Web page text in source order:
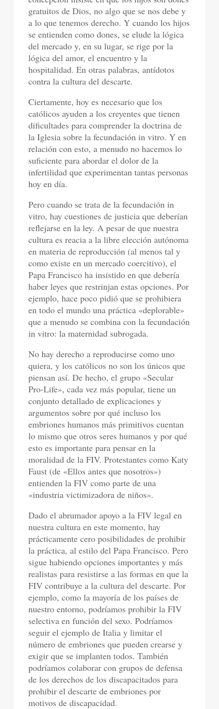
gratuitos de Dios, no algo que se nos debe y
a lo que tenemos derecho. Y cuando los hijos
se entienden como dones, se elude la lógica
del mercado y, en su lugar, se rige por la
lógica del amor, el encuentro y la
hospitalidad. En otras palabras, antídotos
contra la cultura del descarte.
Ciertamente, hoy es necesario que los
católicos ayuden a los creyentes que tienen
dificultades para comprender la doctrina de
la Iglesia sobre la fecundación in vitro. Y en
relación con esto, a menudo no hacemos lo
suficiente para abordar el dolor de la
infertilidad que experimentan tantas personas
hoy en día.
Pero cuando se trata de la fecundación in
vitro, hay cuestiones de justicia que deberían
reflejarse en la ley. A pesar de que nuestra
cultura es reacia a la libre elección autónoma
en materia de reproducción (al menos tal y
como existe en un mercado coercitivo), el
Papa Francisco ha insistido en que debería
haber leyes que restrinjan estas opciones. Por
ejemplo, hace poco pidió que se prohibiera
en todo el mundo una práctica «deplorable»
que a menudo se combina con la fecundación
in vitro: la maternidad subrogada.
No hay derecho a reproducirse como uno
quiera, y los católicos no son los únicos que
piensan así. De hecho, el grupo «Secular
Pro-Life», cada vez más popular, tiene un
conjunto detallado de explicaciones y
argumentos sobre por qué incluso los
embriones humanos más primitivos cuentan
lo mismo que otros seres humanos y por qué
esto es importante para pensar en la
moralidad de la FIV. Protestantes como Katy
Faust (de «Ellos antes que nosotros»)
entienden la FIV como parte de una
«industria victimizadora de niños».
Dado el abrumador apoyo a la FIV legal en
nuestra cultura en este momento, hay
prácticamente cero posibilidades de prohibir
la práctica, al estilo del Papa Francisco. Pero
sigue habiendo opciones importantes y más
realistas para resistirse a las formas en que la
FIV contribuye a la cultura del descarte. Por
ejemplo, como la mayoría de los países de
nuestro entorno, podríamos prohibir la FIV
selectiva en función del sexo. Podríamos
seguir el ejemplo de Italia y limitar el
número de embriones que pueden crearse y
exigir que se implanten todos. También
podríamos colaborar con grupos de defensa
de los derechos de los discapacitados para
prohibir el descarte de embriones por
motivos de discapacidad.